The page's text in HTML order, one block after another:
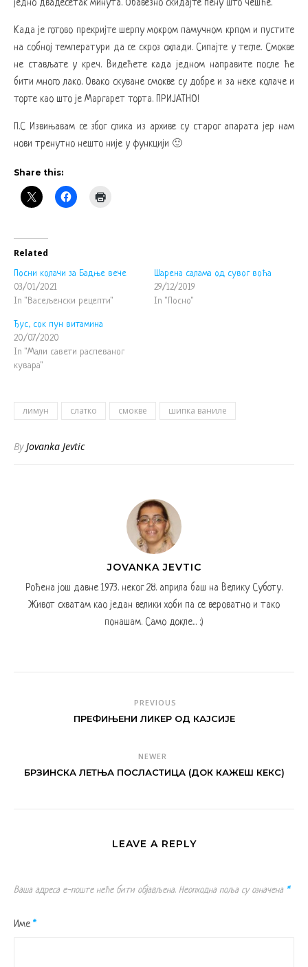
једно двадесетак минута. Обавезно скидајте пену што чешће.
Када је готово прекријте шерпу мокром памучном крпом и пустите
на собној температури да се скроз охлади. Сипајте у тегле. Смокве
не стављате у креч. Видећете када једном направите после ће
бити много лако. Овако скуване смокве су добре и за неке колаче и
торте као што је Маргарет торта. ПРИЈАТНО!
П.С Извињавам се због слика из архиве су старог апарата јер нам
нови тренутно нешто није у функцији 🙂
Share this:
Related
Посни колачи за Бадње вече
03/01/2021
In "Васељенски рецепти"
Шарена салама од сувог воћа
29/12/2019
In "Посно"
Ђус, сок пун витамина
20/07/2020
In "Мали савети распеваног
кувара"
лимун слатко смокве шипка ваниле
ByJovanka Jevtic
JOVANKA JEVTIC
Рођена још давне 1973. неког 28. априла баш на Велику Суботу.
Живот схватам као један велики хоби па се вероватно и тако
понашам. Само докле... :)
PREVIOUS
ПРЕФИЊЕНИ ЛИКЕР ОД КАЈСИЈЕ
NEWER
БРЗИНСКА ЛЕТЊА ПОСЛАСТИЦА (ДОК КАЖЕШ КЕКС)
LEAVE A REPLY
Ваша адреса е-поште неће бити објављена. Неопходна поља су означена *
Име *